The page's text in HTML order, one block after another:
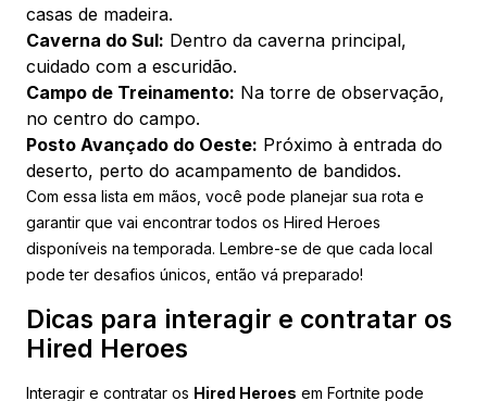
casas de madeira.
Caverna do Sul: Dentro da caverna principal,
cuidado com a escuridão.
Campo de Treinamento: Na torre de observação,
no centro do campo.
Posto Avançado do Oeste: Próximo à entrada do
deserto, perto do acampamento de bandidos.
Com essa lista em mãos, você pode planejar sua rota e
garantir que vai encontrar todos os Hired Heroes
disponíveis na temporada. Lembre-se de que cada local
pode ter desafios únicos, então vá preparado!
Dicas para interagir e contratar os
Hired Heroes
Interagir e contratar os Hired Heroes em Fortnite pode